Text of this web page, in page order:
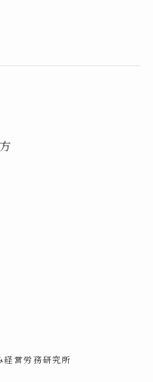
営労務研究所